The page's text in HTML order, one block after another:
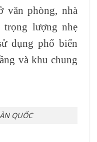
văn phòng, nhà
trọng lượng nhẹ
dụng phổ biến
và khu chung
QUỐC